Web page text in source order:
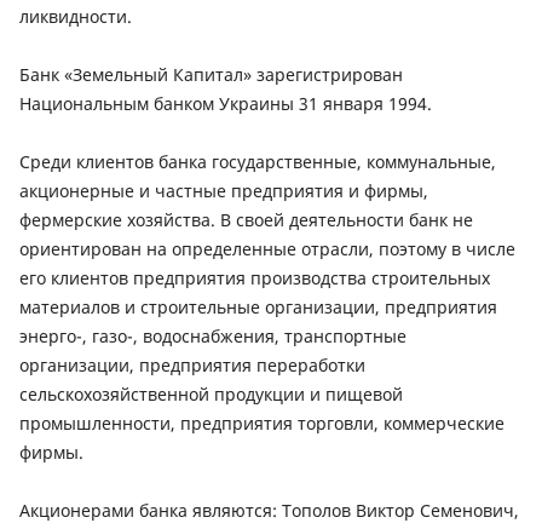
ликвидности.
Банк «Земельный Капитал» зарегистрирован
Национальным банком Украины 31 января 1994.
Среди клиентов банка государственные, коммунальные,
акционерные и частные предприятия и фирмы,
фермерские хозяйства. В своей деятельности банк не
ориентирован на определенные отрасли, поэтому в числе
его клиентов предприятия производства строительных
материалов и строительные организации, предприятия
энерго-, газо-, водоснабжения, транспортные
организации, предприятия переработки
сельскохозяйственной продукции и пищевой
промышленности, предприятия торговли, коммерческие
фирмы.
Акционерами банка являются: Тополов Виктор Семенович,